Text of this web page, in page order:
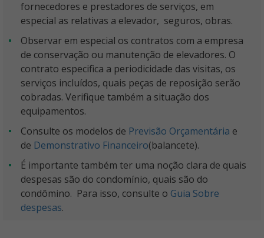
fornecedores e prestadores de serviços, em
especial as relativas a elevador, seguros, obras.
Observar em especial os contratos com a empresa
de conservação ou manutenção de elevadores. O
contrato especifica a periodicidade das visitas, os
serviços incluídos, quais peças de reposição serão
cobradas. Verifique também a situação dos
equipamentos.
Consulte os modelos de Previsão Orçamentária e
de Demonstrativo Financeiro(balancete).
É importante também ter uma noção clara de quais
despesas são do condomínio, quais são do
condômino. Para isso, consulte o Guia Sobre
despesas.